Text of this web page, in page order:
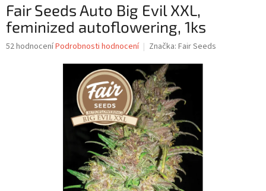
Fair Seeds Auto Big Evil XXL,
feminized autoflowering, 1ks
Průměrné
52 hodnoceníPodrobnosti hodnocení Značka: Fair Seeds